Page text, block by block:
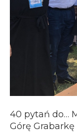
40 pytań do…
Górę Grabarkę